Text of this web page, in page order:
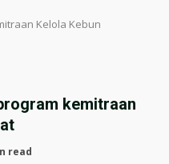
Kelola Kebun
kemitraan
read